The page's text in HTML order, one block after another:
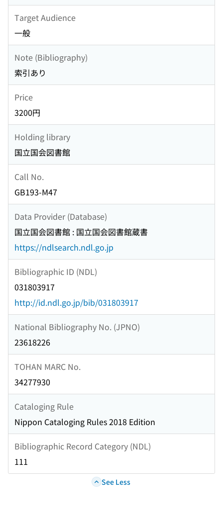
Target Audience
一般
Note (Bibliography)
索引あり
Price
3200円
Holding library
国立国会図書館
Call No.
GB193-M47
Data Provider (Database)
国立国会図書館 : 国立国会図書館蔵書
https://ndlsearch.ndl.go.jp
Bibliographic ID (NDL)
031803917
http://id.ndl.go.jp/bib/031803917
National Bibliography No. (JPNO)
23618226
TOHAN MARC No.
34277930
Cataloging Rule
Nippon Cataloging Rules 2018 Edition
Bibliographic Record Category (NDL)
111
See Less